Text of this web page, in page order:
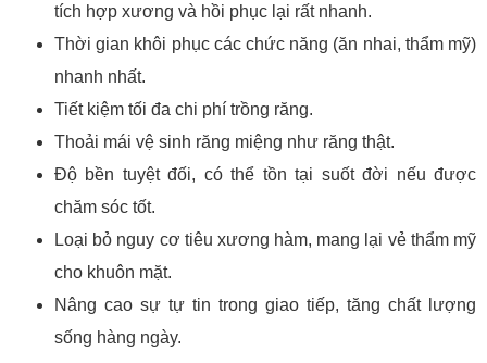
tích hợp xương và hồi phục lại rất nhanh.
Thời gian khôi phục các chức năng (ăn nhai, thẩm mỹ)
nhanh nhất.
Tiết kiệm tối đa chi phí trồng răng.
Thoải mái vệ sinh răng miệng như răng thật.
Độ bền tuyệt đối, có thể tồn tại suốt đời nếu được
chăm sóc tốt.
Loại bỏ nguy cơ tiêu xương hàm, mang lại vẻ thẩm mỹ
cho khuôn mặt.
Nâng cao sự tự tin trong giao tiếp, tăng chất lượng
sống hàng ngày.